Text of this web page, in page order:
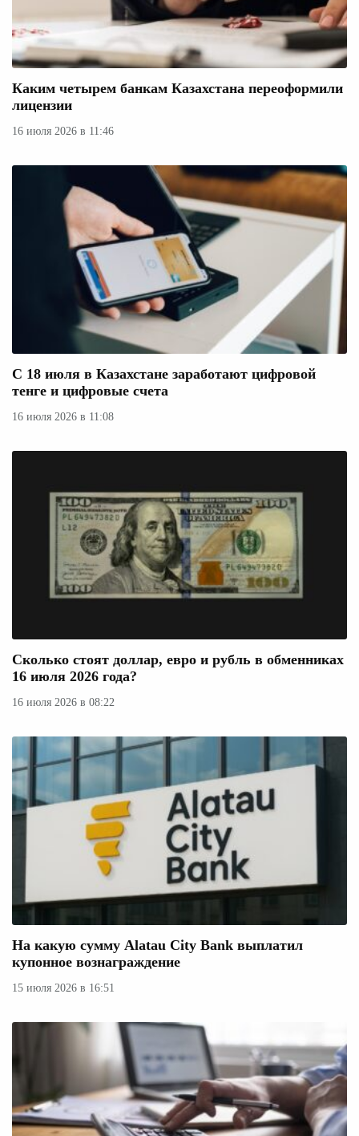
Каким четырем банкам Казахстана переоформили
лицензии
16 июля 2026 в 11:46
С 18 июля в Казахстане заработают цифровой
тенге и цифровые счета
16 июля 2026 в 11:08
Сколько стоят доллар, евро и рубль в обменниках
16 июля 2026 года?
16 июля 2026 в 08:22
На какую сумму Alatau City Bank выплатил
купонное вознаграждение
15 июля 2026 в 16:51